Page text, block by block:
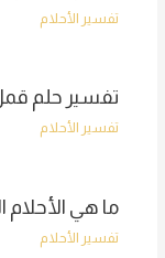
تفسير الأحلام
تفسير حلم
تفسير الأحلام
ما هي الأحلام
تفسير الأحلام